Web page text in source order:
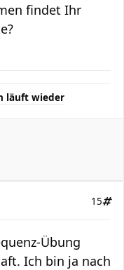
findet Ihr
läuft wieder
15
Übung
Ich bin ja nach